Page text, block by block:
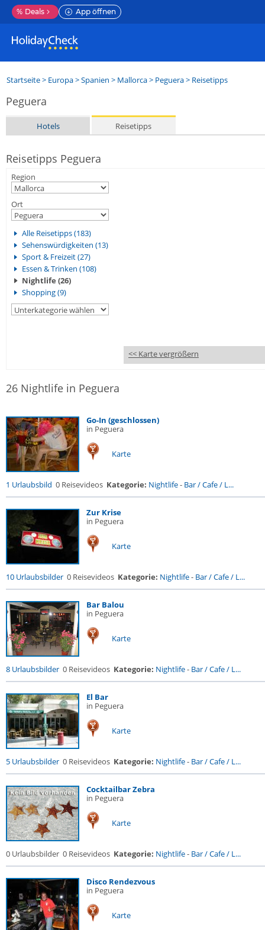
% Deals App öffnen
Startseite> Europa>Spanien > Mallorca> Peguera> Reisetipps
Peguera
Hotels Reisetipps
Reisetipps Peguera
Region
Ort
Alle Reisetipps (183)
Sehenswürdigkeiten (13)
Sport & Freizeit (27)
Essen & Trinken (108)
Nightlife (26)
Shopping (9)
<< Karte vergrößern
26 Nightlife in Peguera
Go-In (geschlossen)
in Peguera
Karte
1 Urlaubsbild 0 Reisevideos Kategorie: Nightlife- Bar / Cafe / L...
Zur Krise
in Peguera
Karte
10 Urlaubsbilder 0 Reisevideos Kategorie: Nightlife- Bar / Cafe / L...
Bar Balou
in Peguera
Karte
8 Urlaubsbilder 0 Reisevideos Kategorie: Nightlife- Bar / Cafe / L...
El Bar
in Peguera
Karte
5 Urlaubsbilder 0 Reisevideos Kategorie: Nightlife- Bar / Cafe / L...
Cocktailbar Zebra
in Peguera
Karte
0 Urlaubsbilder 0 Reisevideos Kategorie: Nightlife- Bar / Cafe / L...
Disco Rendezvous
in Peguera
Karte